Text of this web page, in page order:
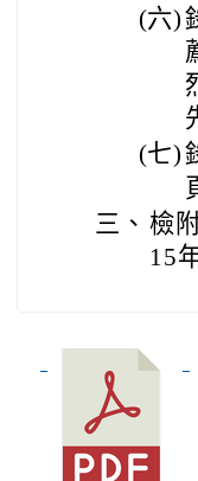
(六)
(七)
三、 檢
15